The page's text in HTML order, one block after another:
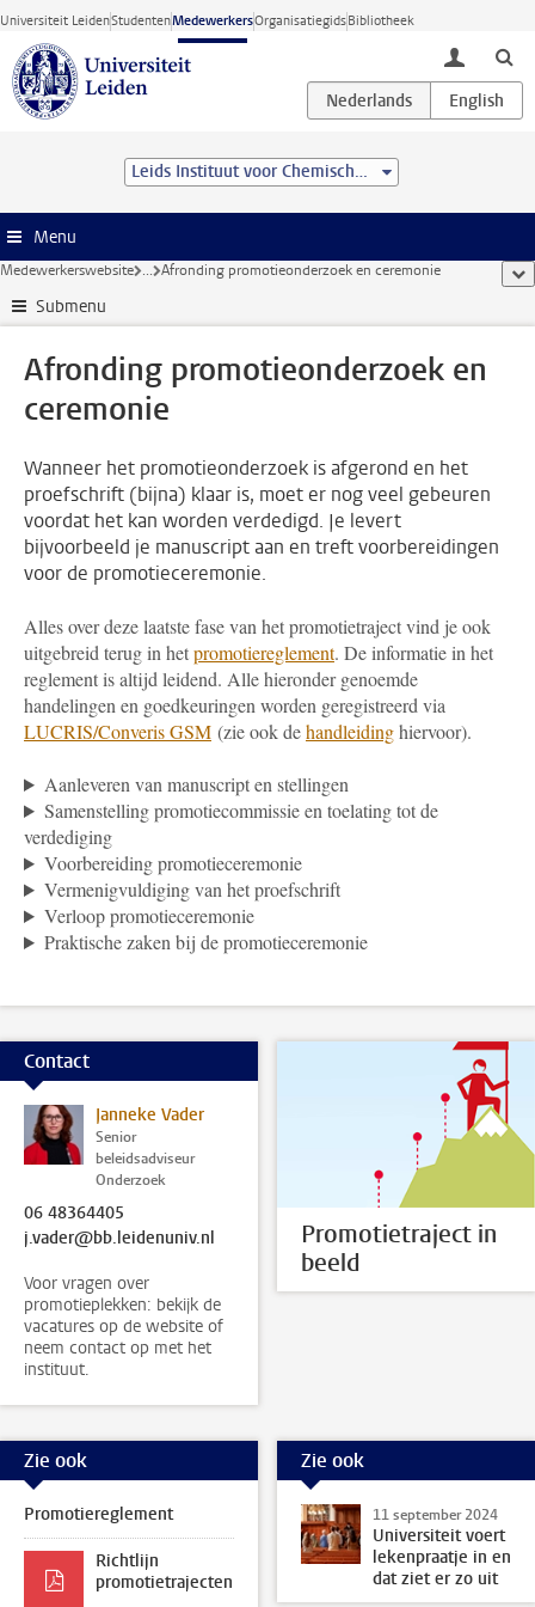
Ga direct naar de inhoud
Universiteit LeidenStudentenMedewerkersOrganisatiegidsBibliotheek
toggle
Leids Instituut voor Chemisch Onderzoek (LIC)
Menu
Medewerkerswebsite ... Afronding promotieonderzoek en ceremonie
Submenu
Afronding promotieonderzoek en
ceremonie
Wanneer het promotieonderzoek is afgerond en het
proefschrift (bijna) klaar is, moet er nog veel gebeuren
voordat het kan worden verdedigd. Je levert
bijvoorbeeld je manuscript aan en treft voorbereidingen
voor de promotieceremonie.
Alles over deze laatste fase van het promotietraject vind je ook
uitgebreid terug in hetpromotiereglement. De informatie in het
reglement is altijd leidend. Alle hieronder genoemde
handelingen en goedkeuringen worden geregistreerd via
LUCRIS/Converis GSM (zie ook dehandleidinghiervoor).
Aanleveren van manuscript en stellingen
Samenstelling promotiecommissie en toelating tot de
verdediging
Voorbereiding promotieceremonie
Vermenigvuldiging van het proefschrift
Verloop promotieceremonie
Praktische zaken bij de promotieceremonie
Contact
Janneke Vader
Senior
beleidsadviseur
Onderzoek
06 48364405
j.vader@bb.leidenuniv.nl
Voor vragen over
promotieplekken: bekijk de
vacatures op de website of
neem contact op met het
instituut.
Promotietraject in
beeld
Zie ook
Promotiereglement
Richtlijn
promotietrajecten
Zie ook
11 september 2024
Universiteit voert
lekenpraatje in en
dat ziet er zo uit